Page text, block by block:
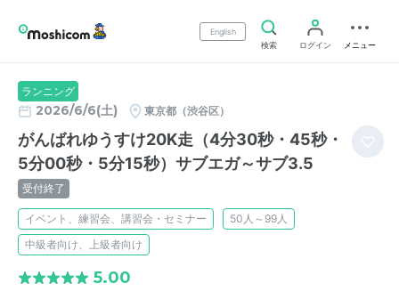
English
検索
ログイン メニュー
ランニング
2026/6/6(土) 東京都（渋谷区）
がんばれゆうすけ20K走（4分30秒・45秒・
5分00秒・5分15秒）サブエガ～サブ3.5
受付終了
イベント、練習会、講習会・セミナー
50人～99人
中級者向け、上級者向け
5.00